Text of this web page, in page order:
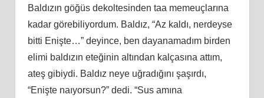
Baldızın göğüs dekoltesinden taa memeuçlarına
kadar görebiliyordum. Baldız, “Az kaldı, nerdeyse
bitti Enişte…” deyince, ben dayanamadım birden
elimi baldızın eteğinin altından kalçasına attım,
ateş gibiydi. Baldız neye uğradığını şaşırdı,
“Enişte naıyorsun?” dedi. “Sus amına